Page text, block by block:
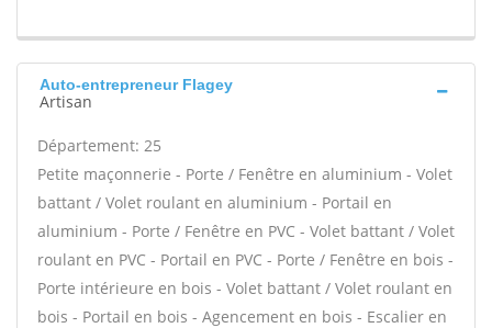
Auto-entrepreneur Flagey
Artisan
Département: 25
Petite maçonnerie - Porte / Fenêtre en aluminium - Volet
battant / Volet roulant en aluminium - Portail en
aluminium - Porte / Fenêtre en PVC - Volet battant / Volet
roulant en PVC - Portail en PVC - Porte / Fenêtre en bois -
Porte intérieure en bois - Volet battant / Volet roulant en
bois - Portail en bois - Agencement en bois - Escalier en